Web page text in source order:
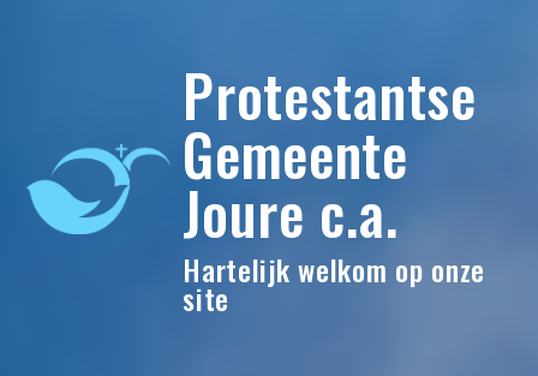
Protestantse
Gemeente
Joure c.a.
Hartelijk welkom op onze
site